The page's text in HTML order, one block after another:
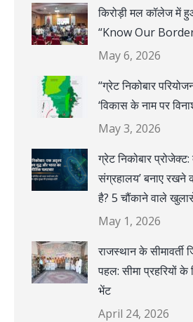
किरोड़ी मल कॉलेज में
“Know Our
May 6, 2026
“ग्रेट निकोबार
‘विकास के नाम पर
May 3, 2026
ग्रेट निकोबार
संग्रहालय’ बनाए रखने
है? 5 चौंकाने वाले
May 1, 2026
राजस्थान के
पहल: सीमा प्रहरियों
भेंट
April 24, 2026